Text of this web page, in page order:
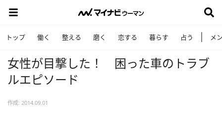
トップ 働く 整える 磨く 恋する 暮らす 占う メ
女性が目撃した！ 困った車のトラブ
ルエピソード
作成: 2014.09.01